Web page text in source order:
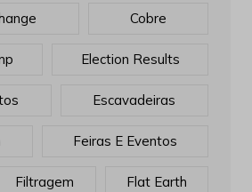
Cobre
Election Results
Escavadeiras
Feiras E Eventos
Filtragem Flat Earth